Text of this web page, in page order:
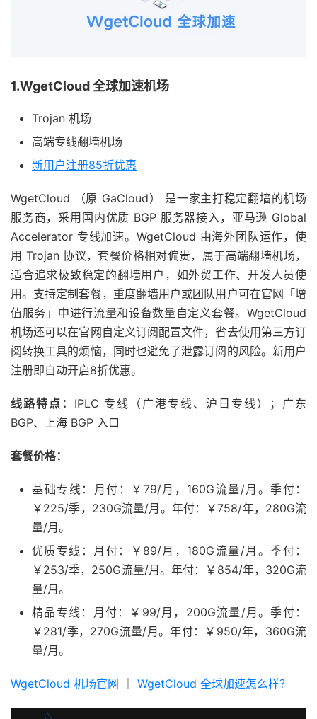
1.WgetCloud 全球加速机场
Trojan 机场
高端专线翻墙机场
新用户注册85折优惠
WgetCloud （原 GaCloud） 是一家主打稳定翻墙的机场
服务商，采用国内优质 BGP 服务器接入，亚马逊 Global
Accelerator 专线加速。WgetCloud 由海外团队运作，使
用 Trojan 协议，套餐价格相对偏贵，属于高端翻墙机场，
适合追求极致稳定的翻墙用户，如外贸工作、开发人员使
用。支持定制套餐，重度翻墙用户或团队用户可在官网「增
值服务」中进行流量和设备数量自定义套餐。WgetCloud
机场还可以在官网自定义订阅配置文件，省去使用第三方订
阅转换工具的烦恼，同时也避免了泄露订阅的风险。新用户
注册即自动开启8折优惠。
线路特点： IPLC 专线（广港专线、沪日专线）；广东
BGP、上海 BGP 入口
套餐价格：
基础专线：月付：￥79/月，160G流量/月。季付：
￥225/季，230G流量/月。年付：￥758/年，280G流
量/月。
优质专线：月付：￥89/月，180G流量/月。季付：
￥253/季，250G流量/月。年付：￥854/年，320G流
量/月。
精品专线：月付：￥99/月，200G流量/月。季付：
￥281/季，270G流量/月。年付：￥950/年，360G流
量/月。
WgetCloud 机场官网 WgetCloud 全球加速怎么样？